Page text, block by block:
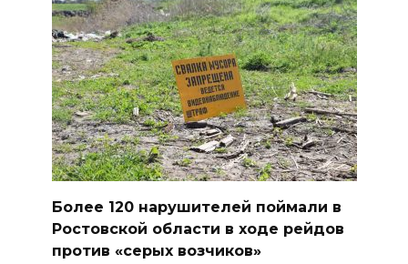
Более 120 нарушителей поймали в
Ростовской области в ходе рейдов
против «серых возчиков»